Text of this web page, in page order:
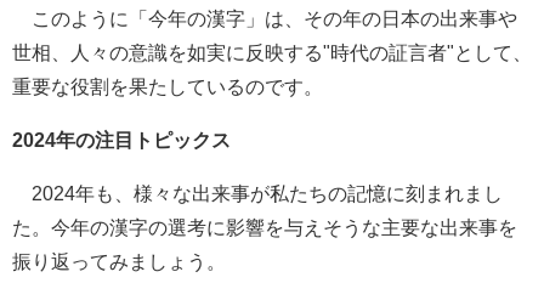
このように「今年の漢字」は、その年の日本の出来事や
世相、人々の意識を如実に反映する"時代の証言者"として、
重要な役割を果たしているのです。
2024年の注目トピックス
2024年も、様々な出来事が私たちの記憶に刻まれまし
た。今年の漢字の選考に影響を与えそうな主要な出来事を
振り返ってみましょう。